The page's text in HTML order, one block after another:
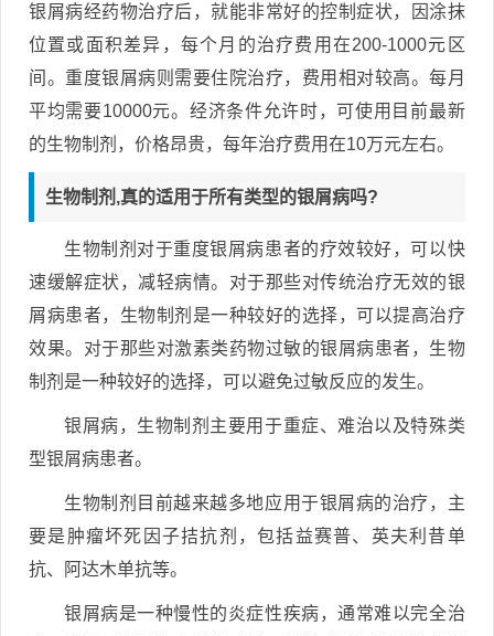
银屑病经药物治疗后，就能非常好的控制症状，因涂抹
位置或面积差异，每个月的治疗费用在200-1000元区
间。重度银屑病则需要住院治疗，费用相对较高。每月
平均需要10000元。经济条件允许时，可使用目前最新
的生物制剂，价格昂贵，每年治疗费用在10万元左右。
生物制剂,真的适用于所有类型的银屑病吗?
生物制剂对于重度银屑病患者的疗效较好，可以快
速缓解症状，减轻病情。对于那些对传统治疗无效的银
屑病患者，生物制剂是一种较好的选择，可以提高治疗
效果。对于那些对激素类药物过敏的银屑病患者，生物
制剂是一种较好的选择，可以避免过敏反应的发生。
银屑病，生物制剂主要用于重症、难治以及特殊类
型银屑病患者。
生物制剂目前越来越多地应用于银屑病的治疗，主
要是肿瘤坏死因子拮抗剂，包括益赛普、英夫利昔单
抗、阿达木单抗等。
银屑病是一种慢性的炎症性疾病，通常难以完全治